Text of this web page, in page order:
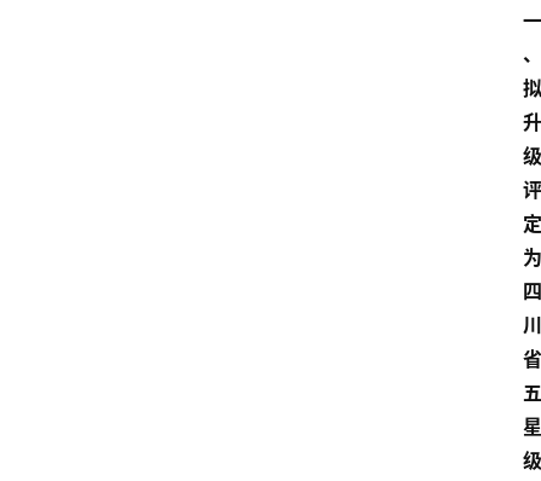
一
、
拟
升
级
评
定
为
四
川
省
五
星
级